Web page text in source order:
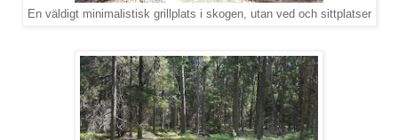
En väldigt minimalistisk grillplats i skogen, utan ved och sittplatser